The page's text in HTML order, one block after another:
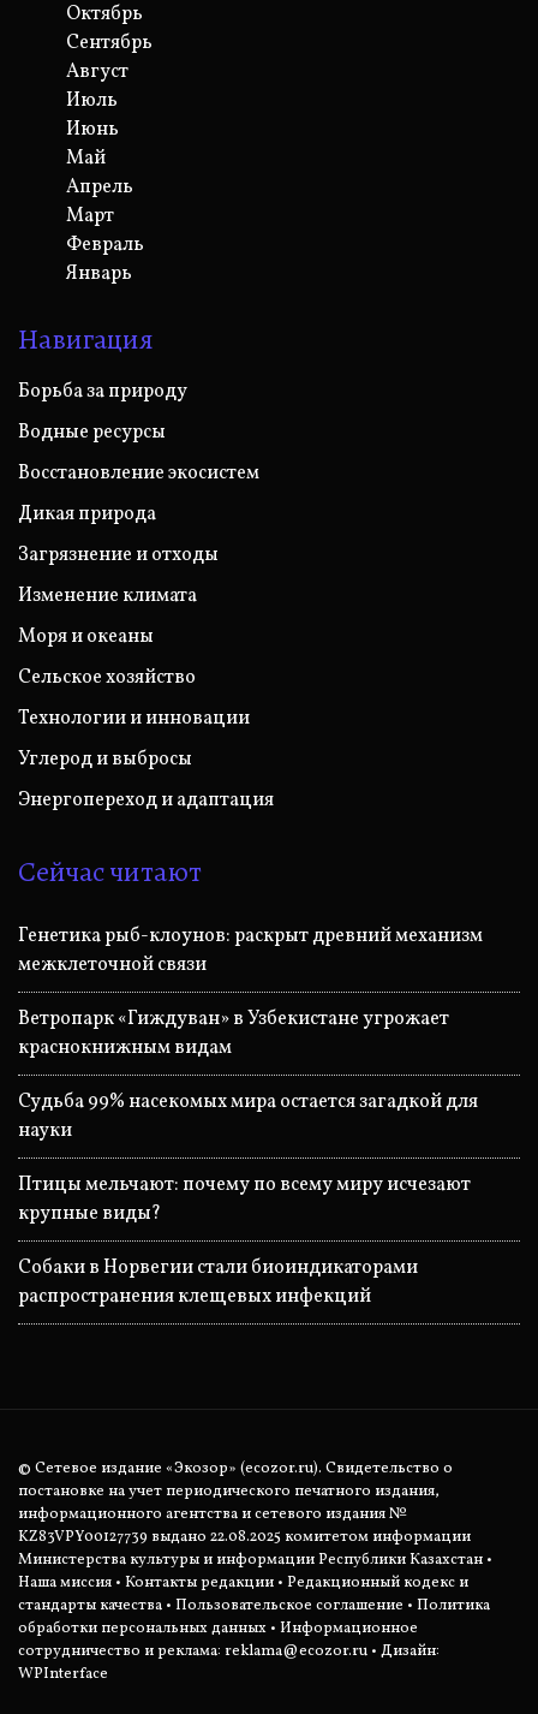
Октябрь
Сентябрь
Август
Июль
Июнь
Май
Апрель
Март
Февраль
Январь
Навигация
Борьба за природу
Водные ресурсы
Восстановление экосистем
Дикая природа
Загрязнение и отходы
Изменение климата
Моря и океаны
Сельское хозяйство
Технологии и инновации
Углерод и выбросы
Энергопереход и адаптация
Сейчас читают
Генетика рыб-клоунов: раскрыт древний механизм
межклеточной связи
Ветропарк «Гиждуван» в Узбекистане угрожает
краснокнижным видам
Судьба 99% насекомых мира остается загадкой для
науки
Птицы мельчают: почему по всему миру исчезают
крупные виды?
Собаки в Норвегии стали биоиндикаторами
распространения клещевых инфекций
© Сетевое издание «Экозор» (ecozor.ru). Свидетельство о
постановке на учет периодического печатного издания,
информационного агентства и сетевого издания №
KZ83VPY00127739 выдано 22.08.2025 комитетом информации
Министерства культуры и информации Республики Казахстан •
Наша миссия • Контакты редакции • Редакционный кодекс и
стандарты качества • Пользовательское соглашение • Политика
обработки персональных данных • Информационное
сотрудничество и реклама: reklama@ecozor.ru • Дизайн:
WPInterface